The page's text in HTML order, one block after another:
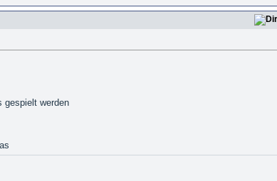
gespielt werden